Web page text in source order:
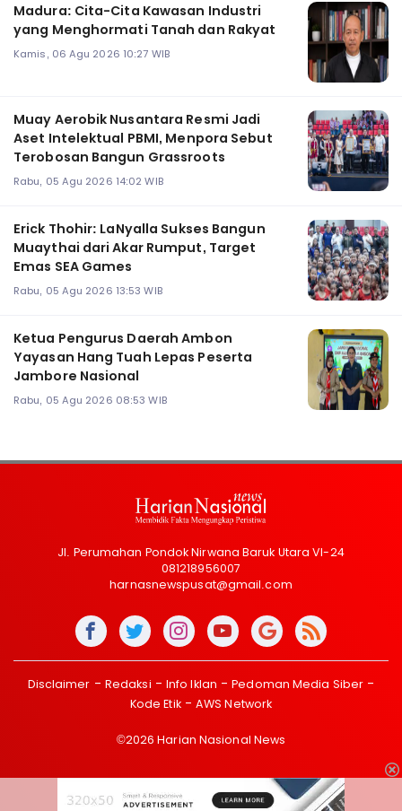
Madura: Cita-Cita Kawasan Industri
yang Menghormati Tanah dan Rakyat
Kamis, 06 Agu 2026 10:27 WIB
Muay Aerobik Nusantara Resmi Jadi
Aset Intelektual PBMI, Menpora Sebut
Terobosan Bangun Grassroots
Rabu, 05 Agu 2026 14:02 WIB
Erick Thohir: LaNyalla Sukses Bangun
Muaythai dari Akar Rumput, Target
Emas SEA Games
Rabu, 05 Agu 2026 13:53 WIB
Ketua Pengurus Daerah Ambon
Yayasan Hang Tuah Lepas Peserta
Jambore Nasional
Rabu, 05 Agu 2026 08:53 WIB
Jl. Perumahan Pondok Nirwana Baruk Utara VI-24
081218956007
harnasnewspusat@gmail.com
Disclaimer Redaksi Info Iklan
Pedoman Media Siber
Kode Etik
AWS Network
©2026 Harian Nasional News